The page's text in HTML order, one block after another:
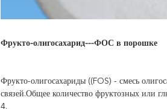
Фрукто-олигосахарид---ФОС в порошке
Фрукто-олигосахариды ((FOS) - смесь
связей.Общее количество фруктозных или
4.